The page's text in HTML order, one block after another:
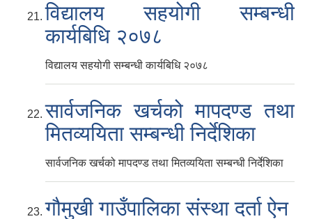
विद्यालय सहयोगी सम्बन्धी
कार्यबिधि २०७८
विद्यालय सहयोगी सम्बन्धी कार्यबिधि २०७८
सार्वजनिक खर्चको मापदण्ड तथा
मितव्ययिता सम्बन्धी निर्देशिका
सार्वजनिक खर्चको मापदण्ड तथा मितव्ययिता सम्बन्धी निर्देशिका
गौमुखी गाउँपालिका संस्था दर्ता ऐन